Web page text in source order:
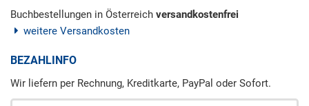
Buchbestellungen in Österreich versandkostenfrei
weitere Versandkosten
BEZAHLINFO
Wir liefern per Rechnung, Kreditkarte, PayPal oder Sofort.